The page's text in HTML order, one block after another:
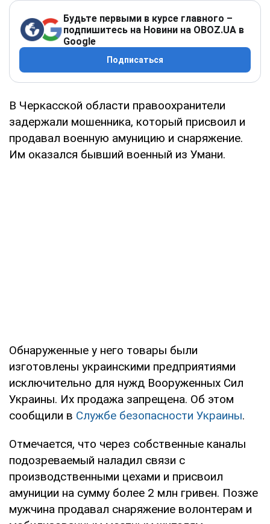
Будьте первыми в курсе главного –
подпишитесь на Новини на OBOZ.UA в
Google
Подписаться
В Черкасской области правоохранители
задержали мошенника, который присвоил и
продавал военную амуницию и снаряжение.
Им оказался бывший военный из Умани.
Обнаруженные у него товары были
изготовлены украинскими предприятиями
исключительно для нужд Вооруженных Сил
Украины. Их продажа запрещена. Об этом
сообщили в Службе безопасности Украины.
Отмечается, что через собственные каналы
подозреваемый наладил связи с
производственными цехами и присвоил
амуниции на сумму более 2 млн гривен. Позже
мужчина продавал снаряжение волонтерам и